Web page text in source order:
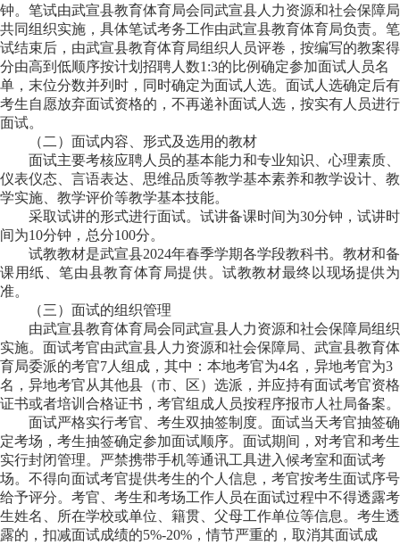
钟。笔试由武宣县教育体育局会同武宣县人力资源和社会保障局
共同组织实施，具体笔试考务工作由武宣县教育体育局负责。笔
试结束后，由武宣县教育体育局组织人员评卷，按编写的教案得
分由高到低顺序按计划招聘人数1:3的比例确定参加面试人员名
单，末位分数并列时，同时确定为面试人选。面试人选确定后有
考生自愿放弃面试资格的，不再递补面试人选，按实有人员进行
面试。
（二）面试内容、形式及选用的教材
面试主要考核应聘人员的基本能力和专业知识、心理素质、
仪表仪态、言语表达、思维品质等教学基本素养和教学设计、教
学实施、教学评价等教学基本技能。
采取试讲的形式进行面试。试讲备课时间为30分钟，试讲时
间为10分钟，总分100分。
试教教材是武宣县2024年春季学期各学段教科书。教材和备
课用纸、笔由县教育体育局提供。试教教材最终以现场提供为
准。
（三）面试的组织管理
由武宣县教育体育局会同武宣县人力资源和社会保障局组织
实施。面试考官由武宣县人力资源和社会保障局、武宣县教育体
育局委派的考官7人组成， 其中 ： 本地考官为4名， 异地考官为3
名，异地考官从其他县（市、区）选派，并应持有面试考官资格
证书或者培训合格证书，考官组成人员按程序报市人社局备案。
面试严格实行考官、考生双抽签制度。面试当天考官抽签确
定考场，考生抽签确定参加面试顺序。面试期间，对考官和考生
实行封闭管理。严禁携带手机等通讯工具进入候考室和面试考
场。不得向面试考官提供考生的个人信息，考官按考生面试序号
给予评分。考官、考生和考场工作人员在面试过程中不得透露考
生姓名、所在学校或单位、籍贯、父母工作单位等信息。考生透
露的，扣减面试成绩的5%-20% ，情节严重的，取消其面试成